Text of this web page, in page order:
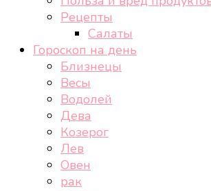
Рецепты
Салаты
Гороскоп на день
Близнецы
Весы
Водолей
Дева
Козерог
Лев
Овен
рак